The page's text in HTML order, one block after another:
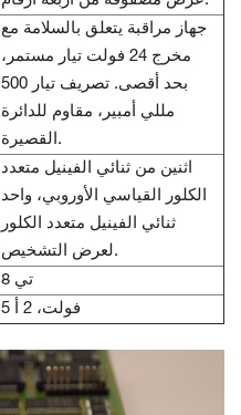
جهاز مراقبة يتعلق بالسلامة مع
مخرج 24 فولت تيار مستمر،
بحد أقصى. تصريف تيار 500
مللي أمبير، مقاوم للدائرة
القصيرة.
اثنين من ثنائي الفينيل متعدد
الكلور القياسي الأوروبي، واحد
ثنائي الفينيل متعدد الكلور
لعرض التشخيص.
8 تي
5 فولت، 2 أ